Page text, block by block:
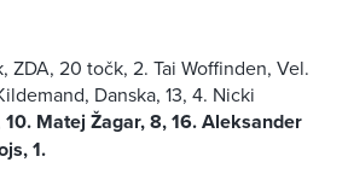
ZDA, 20 točk, 2. Tai Woffinden, Vel.
Danska, 13, 4. Nicki
10. Matej Žagar, 8, 16. Aleksander
1.